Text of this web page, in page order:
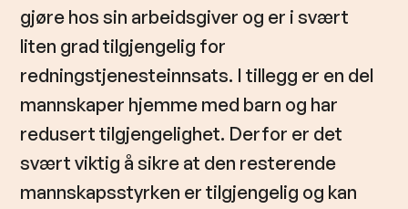
gjøre hos sin arbeidsgiver og er i svært
liten grad tilgjengelig for
redningstjenesteinnsats. I tillegg er en del
mannskaper hjemme med barn og har
redusert tilgjengelighet. Derfor er det
svært viktig å sikre at den resterende
mannskapsstyrken er tilgjengelig og kan